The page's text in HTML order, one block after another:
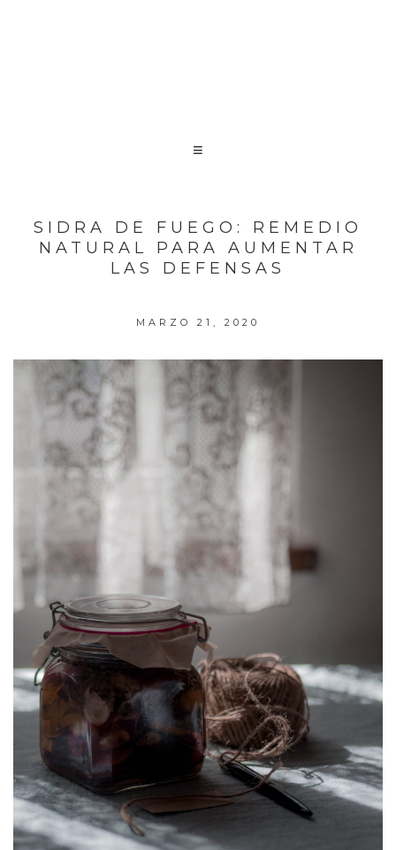
SIDRA DE FUEGO: REMEDIO
NATURAL PARA AUMENTAR
LAS DEFENSAS
MARZO 21, 2020